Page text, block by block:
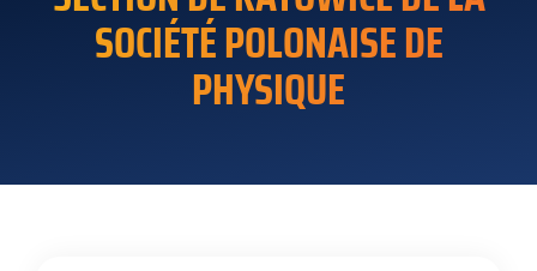
SOCIÉTÉ POLONAISE DE
PHYSIQUE